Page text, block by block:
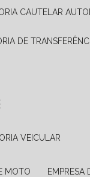
CAUTELAR
DE
VEICULAR
MOTO